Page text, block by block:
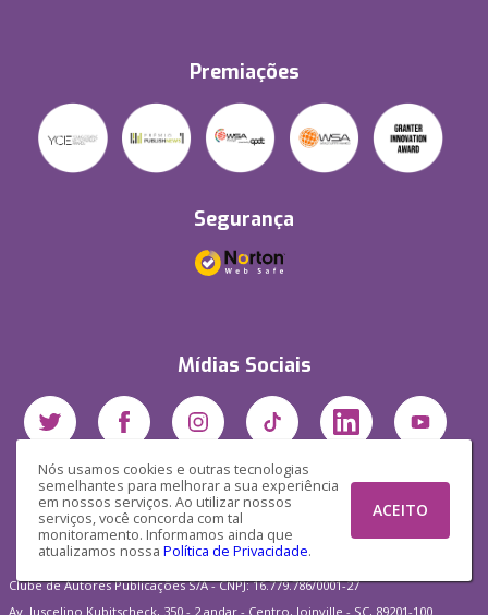
Nós usamos cookies e outras tecnologias
semelhantes para melhorar a sua experiência
em nossos serviços. Ao utilizar nossos
serviços, você concorda com tal
monitoramento. Informamos ainda que
atualizamos nossa Política de Privacidade.
ACEITO
Premiações
Segurança
Mídias Sociais
Clube de Autores Publicações S/A - CNPJ: 16.779.786/0001-27
Av. Juscelino Kubitscheck, 350 - 2 andar - Centro, Joinville - SC, 89201-100